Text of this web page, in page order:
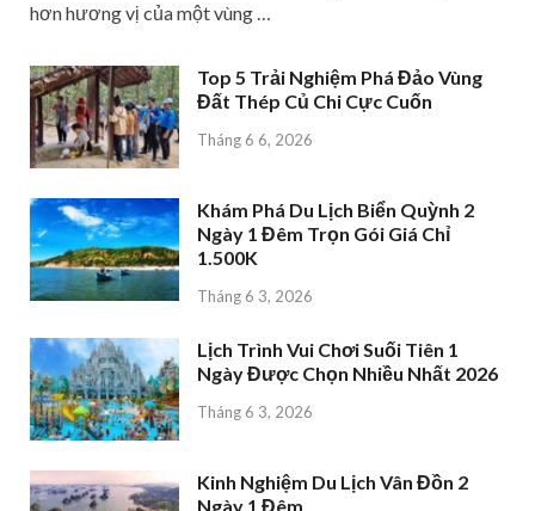
hơn hương vị của một vùng …
Top 5 Trải Nghiệm Phá Đảo Vùng
Đất Thép Củ Chi Cực Cuốn
Tháng 6 6, 2026
Khám Phá Du Lịch Biển Quỳnh 2
Ngày 1 Đêm Trọn Gói Giá Chỉ
1.500K
Tháng 6 3, 2026
Lịch Trình Vui Chơi Suối Tiên 1
Ngày Được Chọn Nhiều Nhất 2026
Tháng 6 3, 2026
Kinh Nghiệm Du Lịch Vân Đồn 2
Ngày 1 Đêm